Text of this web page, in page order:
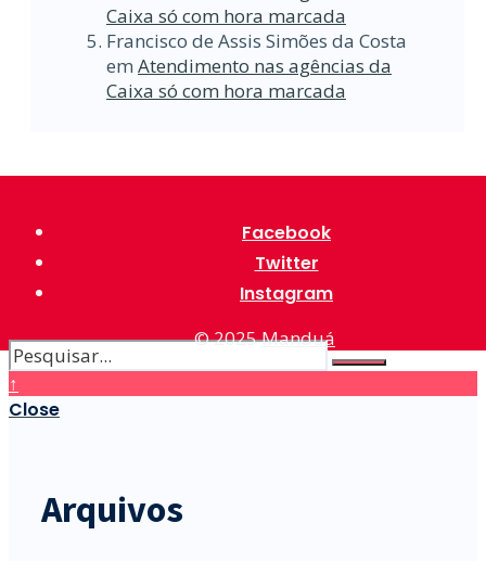
Caixa só com hora marcada
Francisco de Assis Simões da Costa
em Atendimento nas agências da
Caixa só com hora marcada
Facebook
Twitter
Instagram
© 2025Manduá
↑
Close
Arquivos